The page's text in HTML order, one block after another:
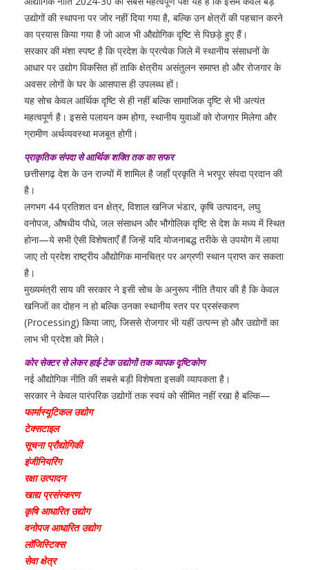
उद्योगों की स्थापना पर जोर नहीं दिया गया है, बल्कि उन क्षेत्रों की पहचान करने
का प्रयास किया गया है जो आज भी औद्योगिक दृष्टि से पिछड़े हुए हैं।
सरकार की मंशा स्पष्ट है कि प्रदेश के प्रत्येक जिले में स्थानीय संसाधनों के
आधार पर उद्योग विकसित हों ताकि क्षेत्रीय असंतुलन समाप्त हो और रोजगार के
अवसर लोगों के घर के आसपास ही उपलब्ध हों।
यह सोच केवल आर्थिक दृष्टि से ही नहीं बल्कि सामाजिक दृष्टि से भी अत्यंत
महत्वपूर्ण है। इससे पलायन कम होगा, स्थानीय युवाओं को रोजगार मिलेगा और
ग्रामीण अर्थव्यवस्था मजबूत होगी।
प्राकृतिक संपदा से आर्थिक शक्ति तक का सफर
छत्तीसगढ़ देश के उन राज्यों में शामिल है जहाँ प्रकृति ने भरपूर संपदा प्रदान की
है।
लगभग 44 प्रतिशत वन क्षेत्र, विशाल खनिज भंडार, कृषि उत्पादन, लघु
वनोपज, औषधीय पौधे, जल संसाधन और भौगोलिक दृष्टि से देश के मध्य में स्थित
होना—ये सभी ऐसी विशेषताएँ हैं जिन्हें यदि योजनाबद्ध तरीके से उपयोग में लाया
जाए तो प्रदेश राष्ट्रीय औद्योगिक मानचित्र पर अग्रणी स्थान प्राप्त कर सकता
है।
मुख्यमंत्री साय की सरकार ने इसी सोच के अनुरूप नीति तैयार की है कि केवल
खनिजों का दोहन न हो बल्कि उनका स्थानीय स्तर पर प्रसंस्करण
(Processing) किया जाए, जिससे रोजगार भी यहीं उत्पन्न हो और उद्योगों का
लाभ भी प्रदेश को मिले।
कोर सेक्टर से लेकर हाई-टेक उद्योगों तक व्यापक दृष्टिकोण
नई औद्योगिक नीति की सबसे बड़ी विशेषता इसकी व्यापकता है।
सरकार ने केवल पारंपरिक उद्योगों तक स्वयं को सीमित नहीं रखा है बल्कि—
फार्मास्यूटिकल उद्योग
टेक्सटाइल
सूचना प्रौद्योगिकी
इंजीनियरिंग
रक्षा उत्पादन
खाद्य प्रसंस्करण
कृषि आधारित उद्योग
वनोपज आधारित उद्योग
लॉजिस्टिक्स
सेवा क्षेत्र